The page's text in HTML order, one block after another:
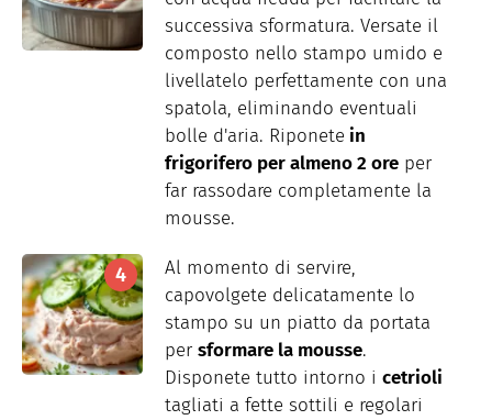
successiva sformatura. Versate il
composto nello stampo umido e
livellatelo perfettamente con una
spatola, eliminando eventuali
bolle d'aria. Riponete in
frigorifero per almeno 2 ore per
far rassodare completamente la
mousse.
Al momento di servire,
capovolgete delicatamente lo
stampo su un piatto da portata
per sformare la mousse.
Disponete tutto intorno i cetrioli
tagliati a fette sottili e regolari